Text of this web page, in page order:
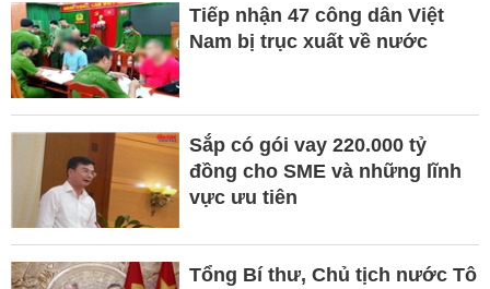
Tiếp nhận 47 công dân Việt
Nam bị trục xuất về nước
Sắp có gói vay 220.000 tỷ
đồng cho SME và những lĩnh
vực ưu tiên
Tổng Bí thư, Chủ tịch nước Tô